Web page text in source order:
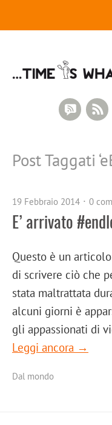
RSS
Post Taggati ‘
19 Febbraio 2014 0
E’ arrivato
Questo è un
di scrivere ciò che
stata maltrattata
alcuni giorni è
gli appassionati di
Leggi ancora →
Dal mondo